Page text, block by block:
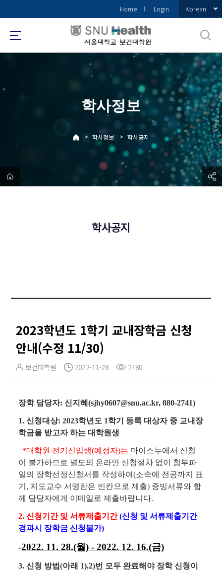
로
메
Home Login Korean
학사정보
> 학사정보 > 학사공지
학사공지
2023학년도 1학기 교내장학금 신청
안내(수정 11/30)
보건대학원 2022-11-28 2780
장학 담당자: 신지혜(sjhy0607@snu.ac.kr, 880-2741)
1. 신청대상: 2023학년도 1학기 등록 대상자 중 교내장
학금을 받고자 하는 대학원생
*대학원 전기신입생(예정자)는 마이스누에서 신청
이 불가하므로 별도의 온라인 신청절차 없이 첨부파
일의 장학선정신청서를 작성하여(소속에 전공까지 표
기, 지도교수 서명란은 빈칸으로 제출) 증빙서류와 함
께 담당자에게 이메일로 제출바랍니다.
2. 신청기간 및 서류제출기간(신청 및 서류제출기간
경과시 장학금 신청불가)
-2022. 11. 28.(월) - 2022. 12. 16.(금)
3. 신청 방법(아래 1),2)번 모두 완료해야 장학 신청이